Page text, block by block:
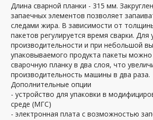
Длина сварной планки - 315 мм.
запаечных элементов позволяет
следами жира. В зависимости от
пакетов регулируется время сварки. Для
производительности и при небольшой
упаковываемого продукта пакеты
сварочную планку в два слоя, что
производительность машины в два раза.
Дополнительные опции
- устройство для упаковки в
среде (МГС)
- электронная плата с возможностью